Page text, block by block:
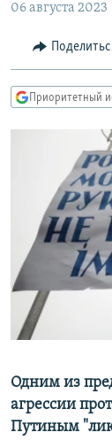
навигации
Вернутся
поиску
IDEL.РЕАЛИИ
РАСПИСАНИЕ
СОЦИАЛЬНЫЕ
Все сайты
06 августа 2023
Приоритетный
Одним из
агрессии
Путиным